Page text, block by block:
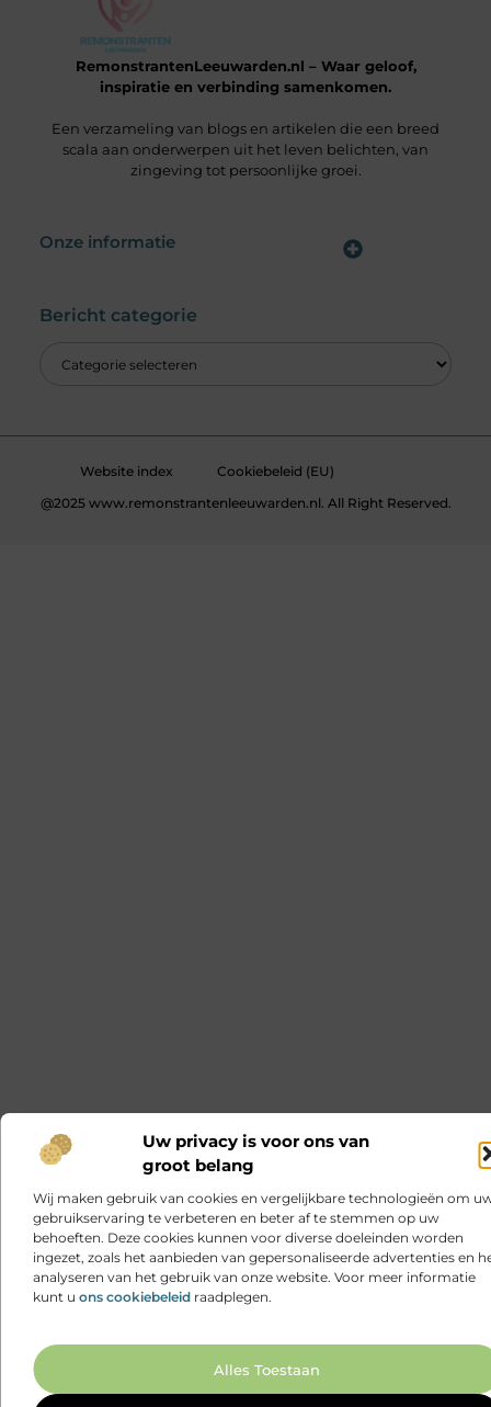
Uw privacy is voor ons van
groot belang
Wij maken gebruik van cookies en vergelijkbare technologieën om
gebruikservaring te verbeteren en beter af te stemmen op uw
behoeften. Deze cookies kunnen voor diverse doeleinden worden
ingezet, zoals het aanbieden van gepersonaliseerde advertenties en
analyseren van het gebruik van onze website. Voor meer informatie
kunt u ons cookiebeleid raadplegen.
Alles Toestaan
RemonstrantenLeeuwarden.nl – Waar geloof,
inspiratie en verbinding samenkomen.
Een verzameling van blogs en artikelen die een breed
scala aan onderwerpen uit het leven belichten, van
zingeving tot persoonlijke groei.
Onze informatie
Bericht categorie
Website index
Cookiebeleid (EU)
@2025 www.remonstrantenleeuwarden.nl. All Right Reserved.